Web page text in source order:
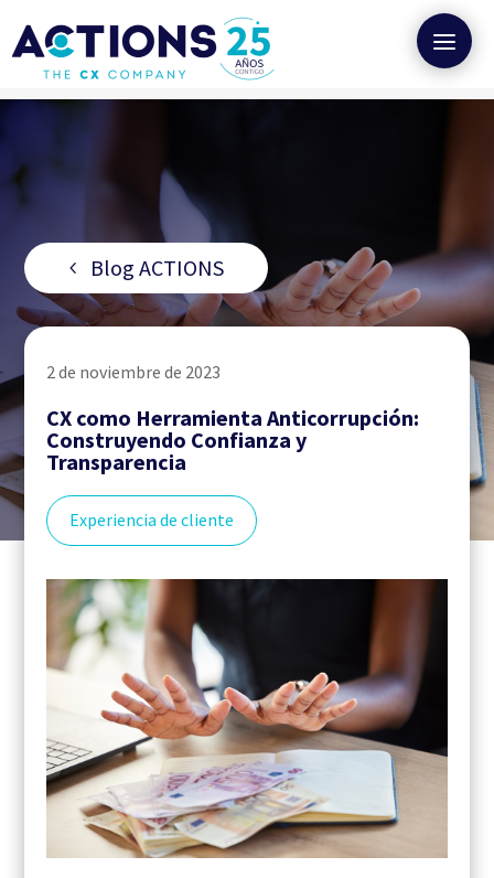
Blog ACTIONS
2 de noviembre de 2023
CX como Herramienta Anticorrupción:
Construyendo Confianza y
Transparencia
Experiencia de cliente